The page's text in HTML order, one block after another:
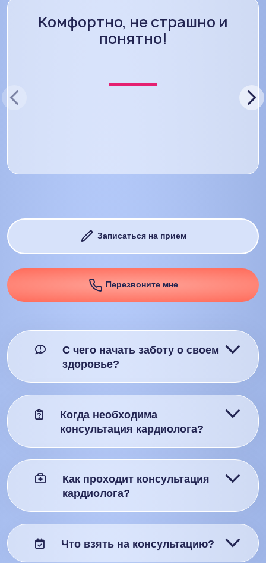
Комфортно, не страшно и
понятно!
Записаться на прием
Перезвоните мне
С чего начать заботу о своем
здоровье?
Когда необходима
консультация кардиолога?
Как проходит консультация
кардиолога?
Что взять на консультацию?